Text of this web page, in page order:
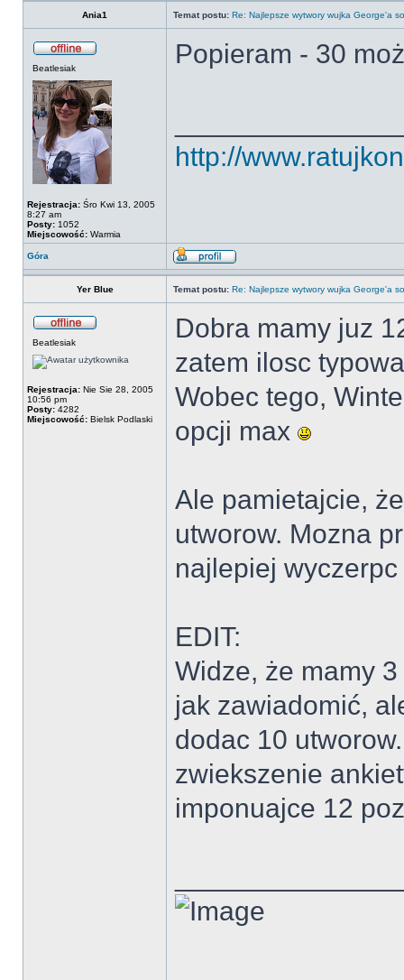
Ania1 Temat postu: Re: Najlepsze wytwory wujka George'a
Beatlesiak
Rejestracja: Śro Kwi 13, 2005
8:27 am
Posty: 1052
Miejscowość: Warmia
Popieram - 30
http://
Góra
Yer Blue Temat postu: Re: Najlepsze wytwory wujka George'a
Beatlesiak
Rejestracja: Nie Sie 28, 2005
10:56 pm
Posty: 4282
Miejscowość: Bielsk Podlaski
Dobra mamy juz
zatem ilosc
Wobec tego,
opcji max
Ale pamietajcie,
utworow. Mozna
najlepiej
EDIT:
Widze, że mamy
jak zawiadomić,
dodac 10
zwiekszenie
imponuajce 12